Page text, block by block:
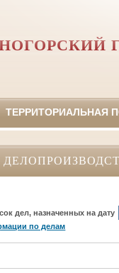
ТЕРРИТОРИАЛЬНАЯ
дел, назначенных на дату
по делам